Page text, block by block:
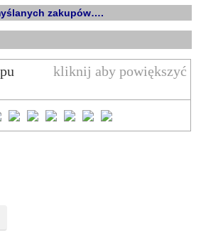
zakupów….
kliknij aby powiększyć